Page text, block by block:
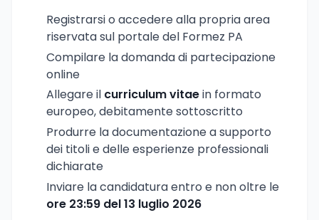
Registrarsi o accedere alla propria area
riservata sul portale del Formez PA
Compilare la domanda di partecipazione
online
Allegare il curriculum vitaein formato
europeo, debitamente sottoscritto
Produrre la documentazione a supporto
dei titoli e delle esperienze professionali
dichiarate
Inviare la candidatura entro e non oltre le
ore 23:59 del 13 luglio 2026